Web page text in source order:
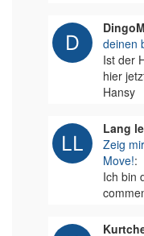
deinen
Ist der
hier
Hansy
Lang
Zeig
Move!:
Ich bin